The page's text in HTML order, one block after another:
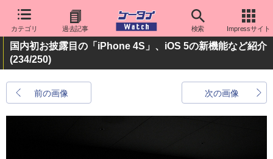
カテゴリ 過去記事 検索 Impressサイト
国内初お披露目の「iPhone 4S」、iOS 5の新機能など紹介
(234/250)
前の画像 次の画像